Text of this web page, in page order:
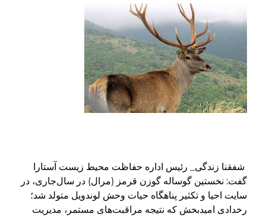
شفقنا زندگی_ رئیس اداره حفاظت محیط زیست آستارا
گفت: نخستین گوساله گوزن قرمز (مرال) در سال‌جاری، در
سایت احیا و تکثیر پناهگاه حیات وحش لوندویل متولد شد؛
رخدادی امیدبخش که نتیجه مراقبت‌های مستمر، مدیریت